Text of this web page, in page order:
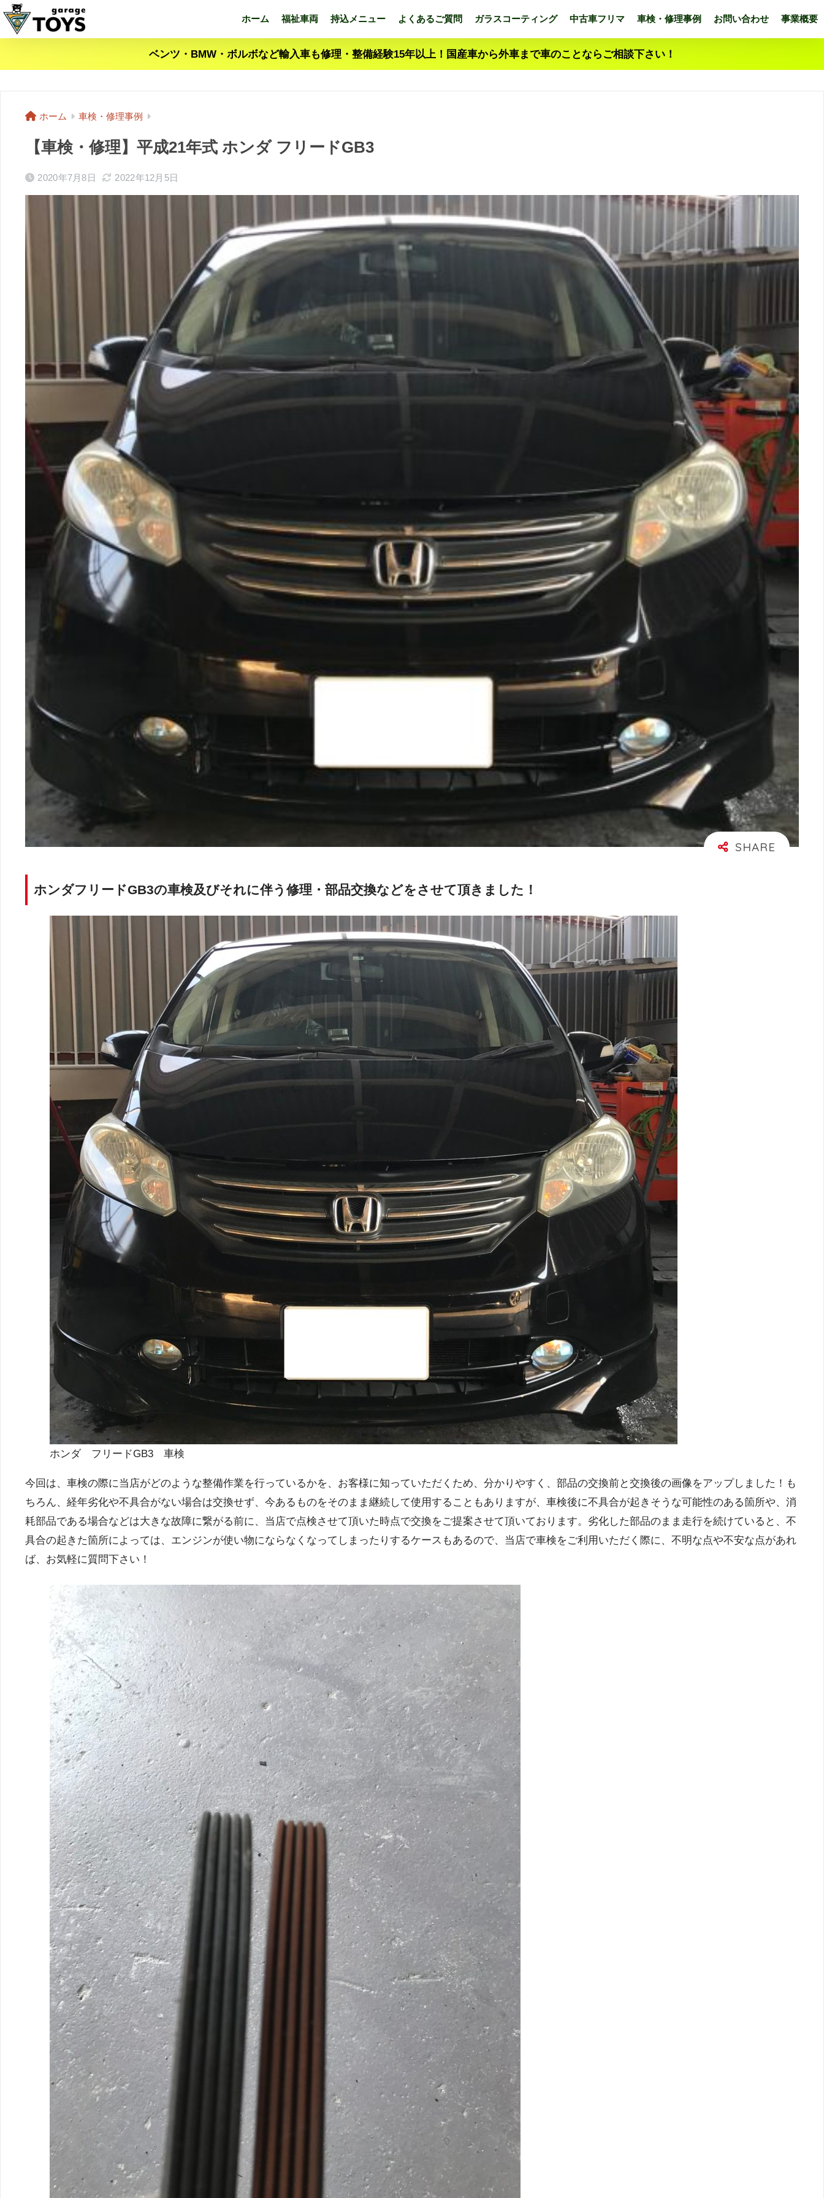
ホーム 福祉車両 持込メニュー よくあるご質問 ガラスコーティング 中古車フリマ 車検・修理事例 お問い合わせ 事業概要
ベンツ・BMW・ボルボなど輸入車も修理・整備経験15年以上！国産車から外車まで車のことならご相談下さい！
ホーム 車検・修理事例
【車検・修理】平成21年式 ホンダ フリードGB3
2020年7月8日 2022年12月5日
ホンダフリードGB3の車検及びそれに伴う修理・部品交換などをさせて頂きました！
ホンダ フリードGB3 車検
今回は、車検の際に当店がどのような整備作業を行っているかを、お客様に知っていただくため、分かりやすく、部品の交換前と交換後の画像をアップしました！も
ちろん、経年劣化や不具合がない場合は交換せず、今あるものをそのまま継続して使用することもありますが、車検後に不具合が起きそうな可能性のある箇所や、消
耗部品である場合などは大きな故障に繋がる前に、当店で点検させて頂いた時点で交換をご提案させて頂いております。劣化した部品のまま走行を続けていると、不
具合の起きた箇所によっては、エンジンが使い物にならなくなってしまったりするケースもあるので、当店で車検をご利用いただく際に、不明な点や不安な点があれ
ば、お気軽に質問下さい！